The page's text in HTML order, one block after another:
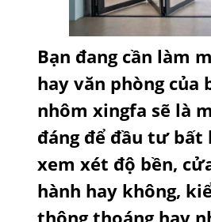
Bạn đang cần làm
hay văn phòng của
nhôm xingfa sẽ là
đáng để đầu tư bất
xem xét độ bền,
hành hay không,
thông thoáng hay